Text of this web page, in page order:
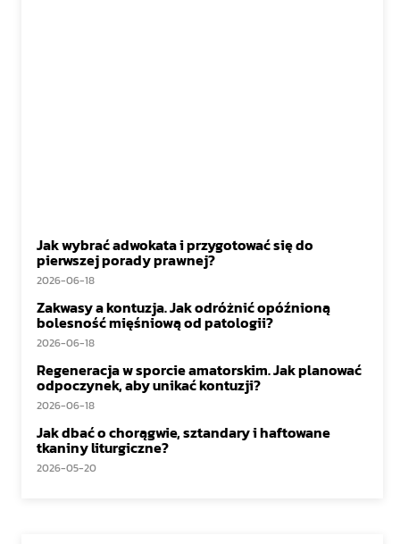
Jak wybrać adwokata i przygotować się do
pierwszej porady prawnej?
2026-06-18
Zakwasy a kontuzja. Jak odróżnić opóźnioną
bolesność mięśniową od patologii?
2026-06-18
Regeneracja w sporcie amatorskim. Jak planować
odpoczynek, aby unikać kontuzji?
2026-06-18
Jak dbać o chorągwie, sztandary i haftowane
tkaniny liturgiczne?
2026-05-20